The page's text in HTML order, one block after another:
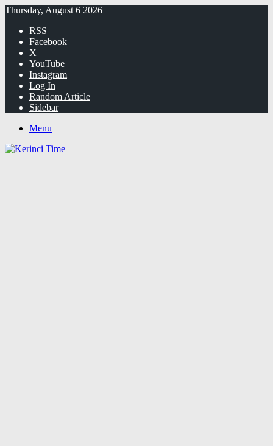
Thursday, August 6 2026
RSS
Facebook
X
YouTube
Instagram
Log In
Random Article
Sidebar
Menu